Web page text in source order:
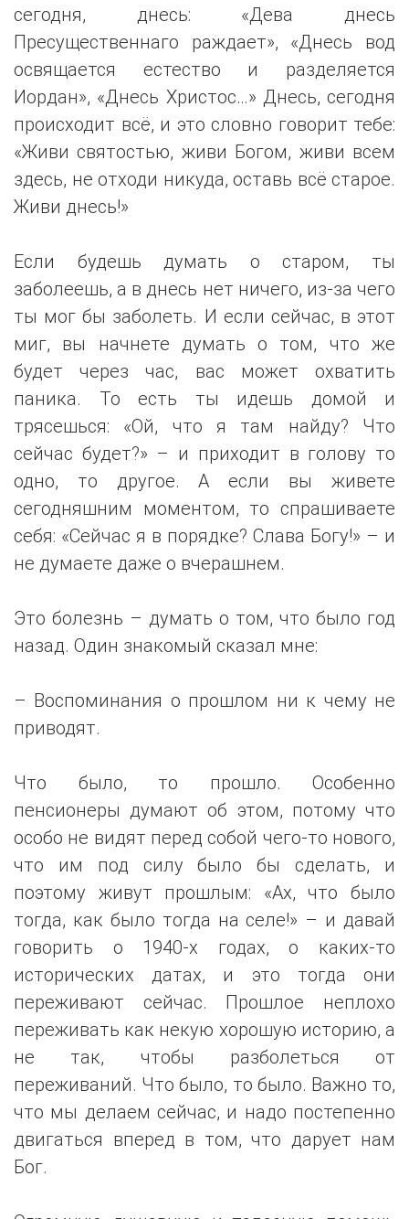
сегодня, днесь: «Дева днесь
Пресущественнаго раждает», «Днесь вод
освящается естество и разделяется
Иордан», «Днесь Христос…» Днесь, сегодня
происходит всё, и это словно говорит тебе:
«Живи святостью, живи Богом, живи всем
здесь, не отходи никуда, оставь всё старое.
Живи днесь!»
Если будешь думать о старом, ты
заболеешь, а в днесь нет ничего, из-за чего
ты мог бы заболеть. И если сейчас, в этот
миг, вы начнете думать о том, что же
будет через час, вас может охватить
паника. То есть ты идешь домой и
трясешься: «Ой, что я там найду? Что
сейчас будет?» – и приходит в голову то
одно, то другое. А если вы живете
сегодняшним моментом, то спрашиваете
себя: «Сейчас я в порядке? Слава Богу!» – и
не думаете даже о вчерашнем.
Это болезнь – думать о том, что было год
назад. Один знакомый сказал мне:
– Воспоминания о прошлом ни к чему не
приводят.
Что было, то прошло. Особенно
пенсионеры думают об этом, потому что
особо не видят перед собой чего-то нового,
что им под силу было бы сделать, и
поэтому живут прошлым: «Ах, что было
тогда, как было тогда на селе!» – и давай
говорить о 1940-х годах, о каких-то
исторических датах, и это тогда они
переживают сейчас. Прошлое неплохо
переживать как некую хорошую историю, а
не так, чтобы разболеться от
переживаний. Что было, то было. Важно то,
что мы делаем сейчас, и надо постепенно
двигаться вперед в том, что дарует нам
Бог.